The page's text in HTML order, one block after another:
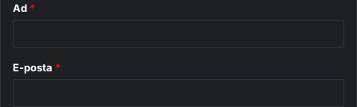
Ad *
E-posta *